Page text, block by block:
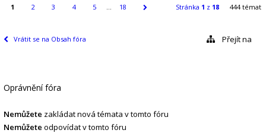
1 2 3 4 5 … 18 Stránka 1 z 18 444 témat
Vrátit se na Obsah fóra Přejít na
Oprávnění fóra
Nemůžete zakládat nová témata v tomto fóru
Nemůžete odpovídat v tomto fóru